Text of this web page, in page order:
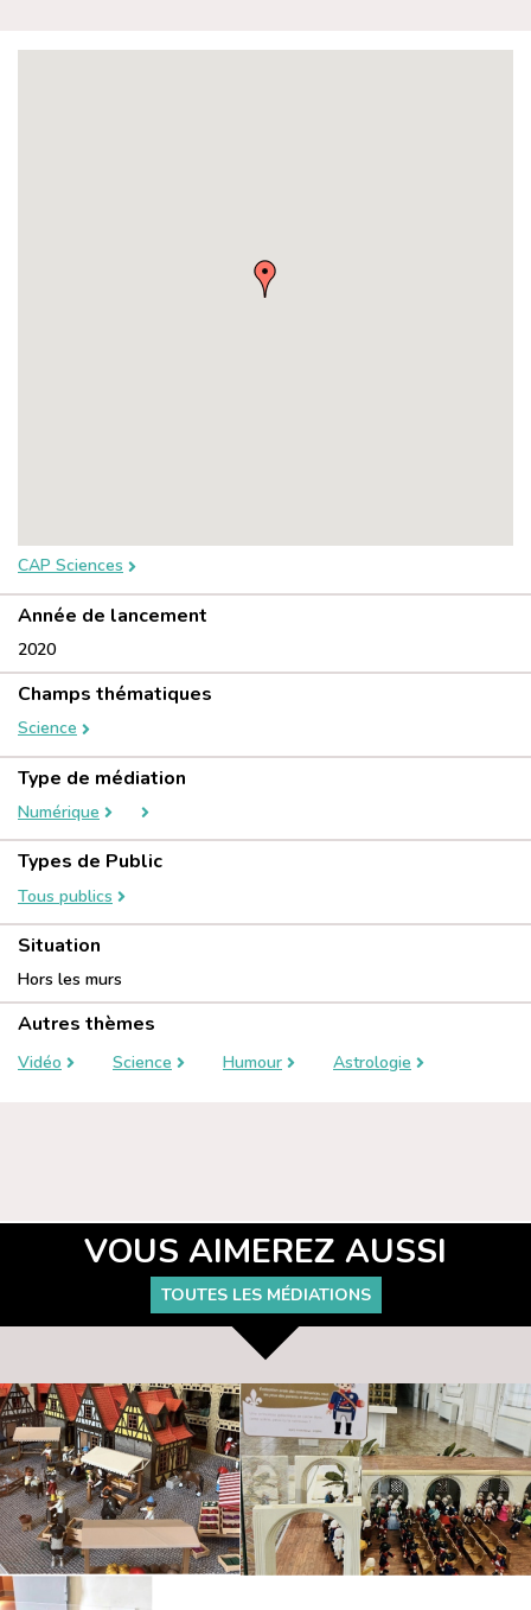
CAP Sciences
Année de lancement
2020
Champs thématiques
Science
Type de médiation
Numérique
Types de Public
Tous publics
Situation
Hors les murs
Autres thèmes
Vidéo Science Humour Astrologie
VOUS AIMEREZ AUSSI
TOUTES LES MÉDIATIONS